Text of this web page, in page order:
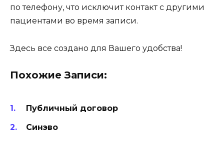
по телефону, что исключит контакт с другими
пациентами во время записи.
Здесь все создано для Вашего удобства!
Похожие Записи:
Публичный договор
Синэво